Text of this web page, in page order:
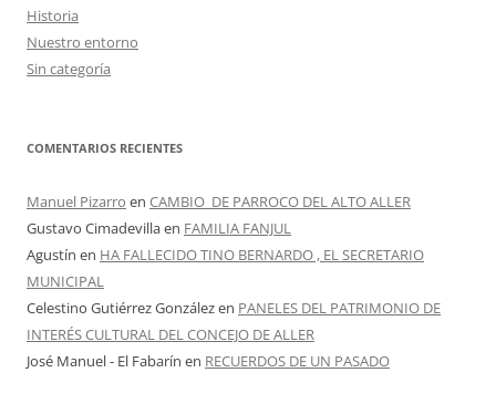
Historia
Nuestro entorno
Sin categoría
COMENTARIOS RECIENTES
Manuel Pizarro en CAMBIO DE PARROCO DEL ALTO ALLER
Gustavo Cimadevillaen FAMILIA FANJUL
Agustín en HA FALLECIDO TINO BERNARDO , EL SECRETARIO
MUNICIPAL
Celestino Gutiérrez Gonzálezen PANELES DEL PATRIMONIO DE
INTERÉS CULTURAL DEL CONCEJO DE ALLER
José Manuel - El Fabarín en RECUERDOS DE UN PASADO